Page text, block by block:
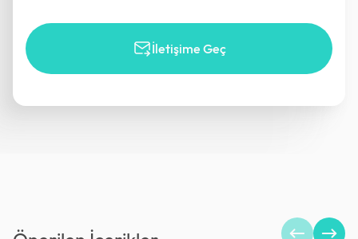
İletişime Geç